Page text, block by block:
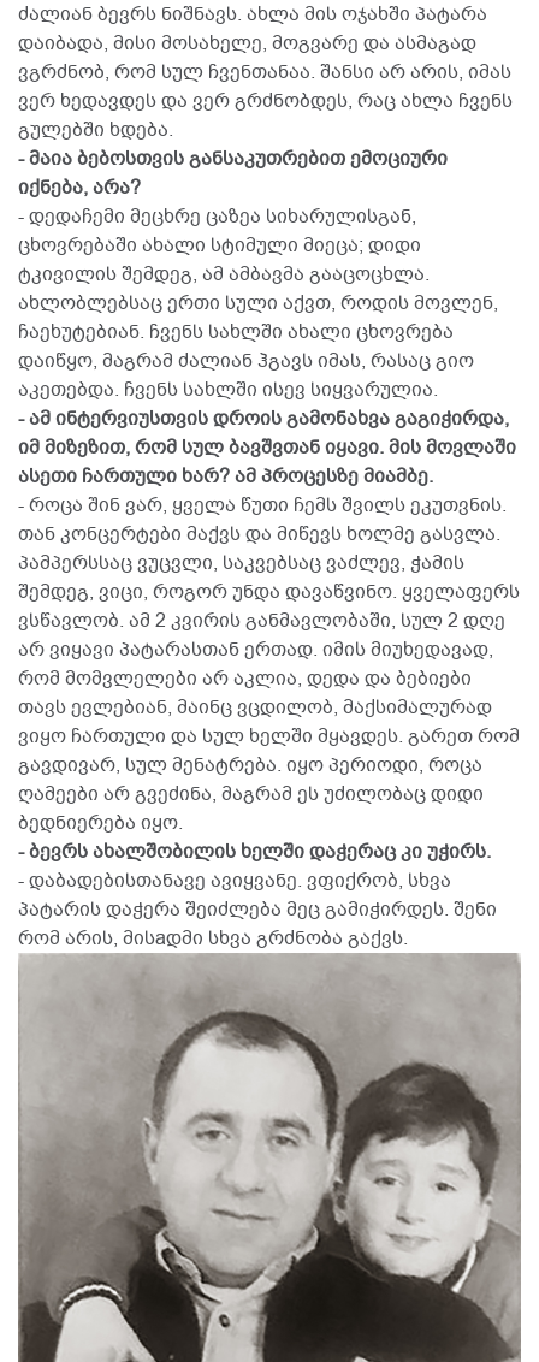
ძალიან ბევრს ნიშნავს. ახლა მის ოჯახში პატარა
დაიბადა, მისი მოსახელე, მოგვარე და ასმაგად
ვგრძნობ, რომ სულ ჩვენთანაა. შანსი არ არის, იმას
ვერ ხედავდეს და ვერ გრძნობდეს, რაც ახლა ჩვენს
გულებში ხდება.
- მაია ბებოსთვის განსაკუთრებით ემოციური
იქნება, არა?
- დედაჩემი მეცხრე ცაზეა სიხარულისგან,
ცხოვრებაში ახალი სტიმული მიეცა; დიდი
ტკივილის შემდეგ, ამ ამბავმა გააცოცხლა.
ახლობლებსაც ერთი სული აქვთ, როდის მოვლენ,
ჩაეხუტებიან. ჩვენს სახლში ახალი ცხოვრება
დაიწყო, მაგრამ ძალიან ჰგავს იმას, რასაც გიო
აკეთებდა. ჩვენს სახლში ისევ სიყვარულია.
- ამ ინტერვიუსთვის დროის გამონახვა გაგიჭირდა,
იმ მიზეზით, რომ სულ ბავშვთან იყავი. მის მოვლაში
ასეთი ჩართული ხარ? ამ პროცესზე მიამბე.
- როცა შინ ვარ, ყველა წუთი ჩემს შვილს ეკუთვნის.
თან კონცერტები მაქვს და მიწევს ხოლმე გასვლა.
პამპერსსაც ვუცვლი, საკვებსაც ვაძლევ, ჭამის
შემდეგ, ვიცი, როგორ უნდა დავაწვინო. ყველაფერს
ვსწავლობ. ამ 2 კვირის განმავლობაში, სულ 2 დღე
არ ვიყავი პატარასთან ერთად. იმის მიუხედავად,
რომ მომვლელები არ აკლია, დედა და ბებიები
თავს ევლებიან, მაინც ვცდილობ, მაქსიმალურად
ვიყო ჩართული და სულ ხელში მყავდეს. გარეთ რომ
გავდივარ, სულ მენატრება. იყო პერიოდი, როცა
ღამეები არ გვეძინა, მაგრამ ეს უძილობაც დიდი
ბედნიერება იყო.
- ბევრს ახალშობილის ხელში დაჭერაც კი უჭირს.
- დაბადებისთანავე ავიყვანე. ვფიქრობ, სხვა
პატარის დაჭერა შეიძლება მეც გამიჭირდეს. შენი
რომ არის, მისaდმი სხვა გრძნობა გაქვს.